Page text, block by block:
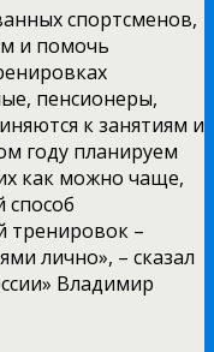
спортсменов,
и помочь
пенсионеры,
к занятиям и
году планируем
как можно чаще,
способ
тренировок –
лично», – сказал
Владимир